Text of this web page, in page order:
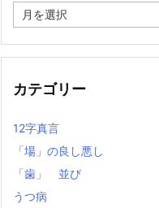
去
記
カテゴリー
12字真言
「場」の良し悪し
「歯」 並び
うつ病